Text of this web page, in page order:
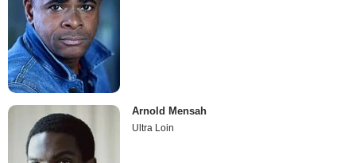
Arnold Mensah
Ultra Loin